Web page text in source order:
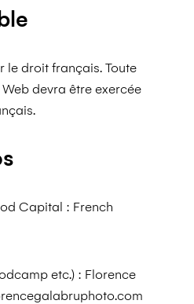
le droit français. Toute
devra être exercée
Capital : French
etc.) : Florence